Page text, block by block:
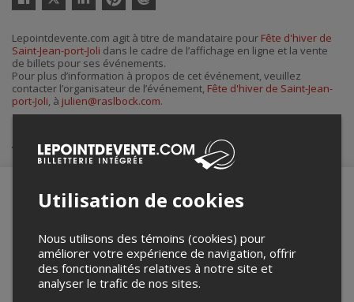
courriel
Lepointdevente.com agit à titre de mandataire pour Fête d'hiver de
Saint-Jean-port-Joli dans le cadre de l’affichage en ligne et la vente
de billets pour ses événements.
Pour plus d’information à propos de cet événement, veuillez
contacter l’organisateur de l’événement, Fête d'hiver de Saint-Jean-
port-Joli, à julien@raslbock.com.
Achat de billets
Merci de confirmer que vous n'êtes pas un
robot ci-bas.
Utilisation de cookies
Nous utilisons des témoins (cookies) pour
améliorer votre expérience de navigation, offrir
des fonctionnalités relatives à notre site et
analyser le trafic de nos sites.